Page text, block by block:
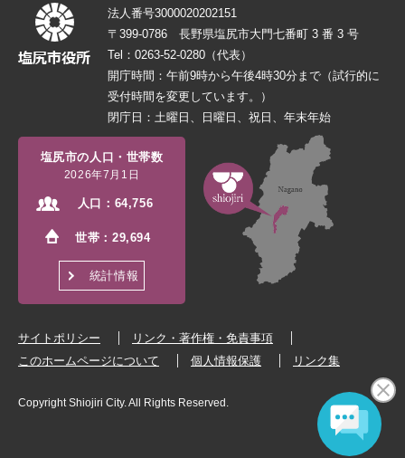
法人番号3000020202151
〒399-0786 長野県塩尻市大門七番町 3 番 3 号
Tel：0263-52-0280（代表）
開庁時間：午前9時から午後4時30分まで（試行的に
受付時間を変更しています。）
閉庁日：土曜日、日曜日、祝日、年末年始
塩尻市の人口・世帯数
2026年7月1日
人口： 64,756
世帯：29,694
統計情報
サイトポリシー
リンク・著作権・免責事項
このホームページについて
個人情報保護 リンク集
Copyright Shiojiri City. All Rights Reserved.